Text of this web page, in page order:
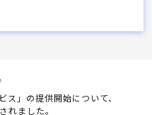
ス」の提供開始について、
れました。